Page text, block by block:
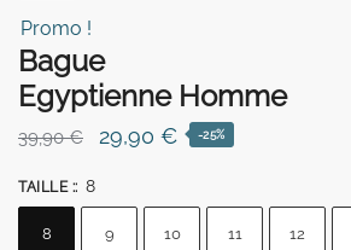
Promo !
Bague
Egyptienne Homme
39,90€
Le
était :
29,90 €Le
est :
-25%
TAILLE :: 8
8 9 10 11 12